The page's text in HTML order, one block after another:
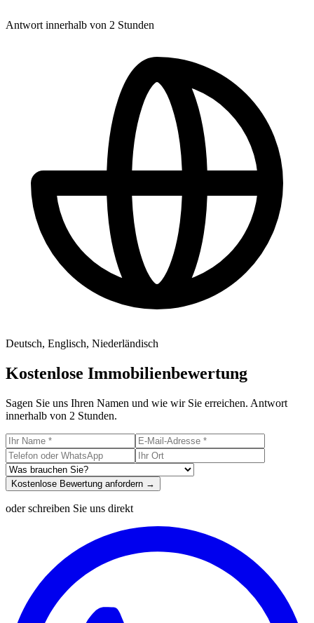
Antwort innerhalb von 2 Stunden
Deutsch, Englisch, Niederländisch
Kostenlose Immobilienbewertung
Sagen Sie uns Ihren Namen und wie wir Sie erreichen. Antwort
innerhalb von 2 Stunden.
Kostenlose Bewertung anfordern →
oder schreiben Sie uns direkt